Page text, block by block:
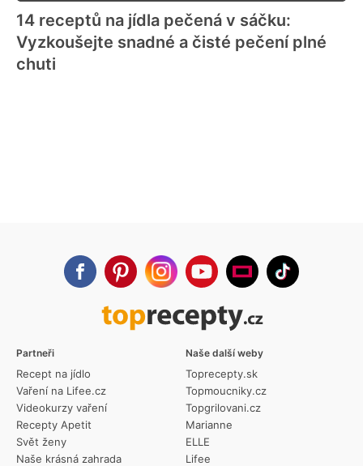
14 receptů na jídla pečená v sáčku:
Vyzkoušejte snadné a čisté pečení plné
chuti
Partneři
Recept na jídlo
Vaření na Lifee.cz
Videokurzy vaření
Recepty Apetit
Svět ženy
Naše krásná zahrada
Naše další weby
Toprecepty.sk
Topmoucniky.cz
Topgrilovani.cz
Marianne
ELLE
Lifee